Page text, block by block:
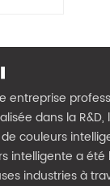
entreprise
dans la
couleurs
intelligente a
industries à